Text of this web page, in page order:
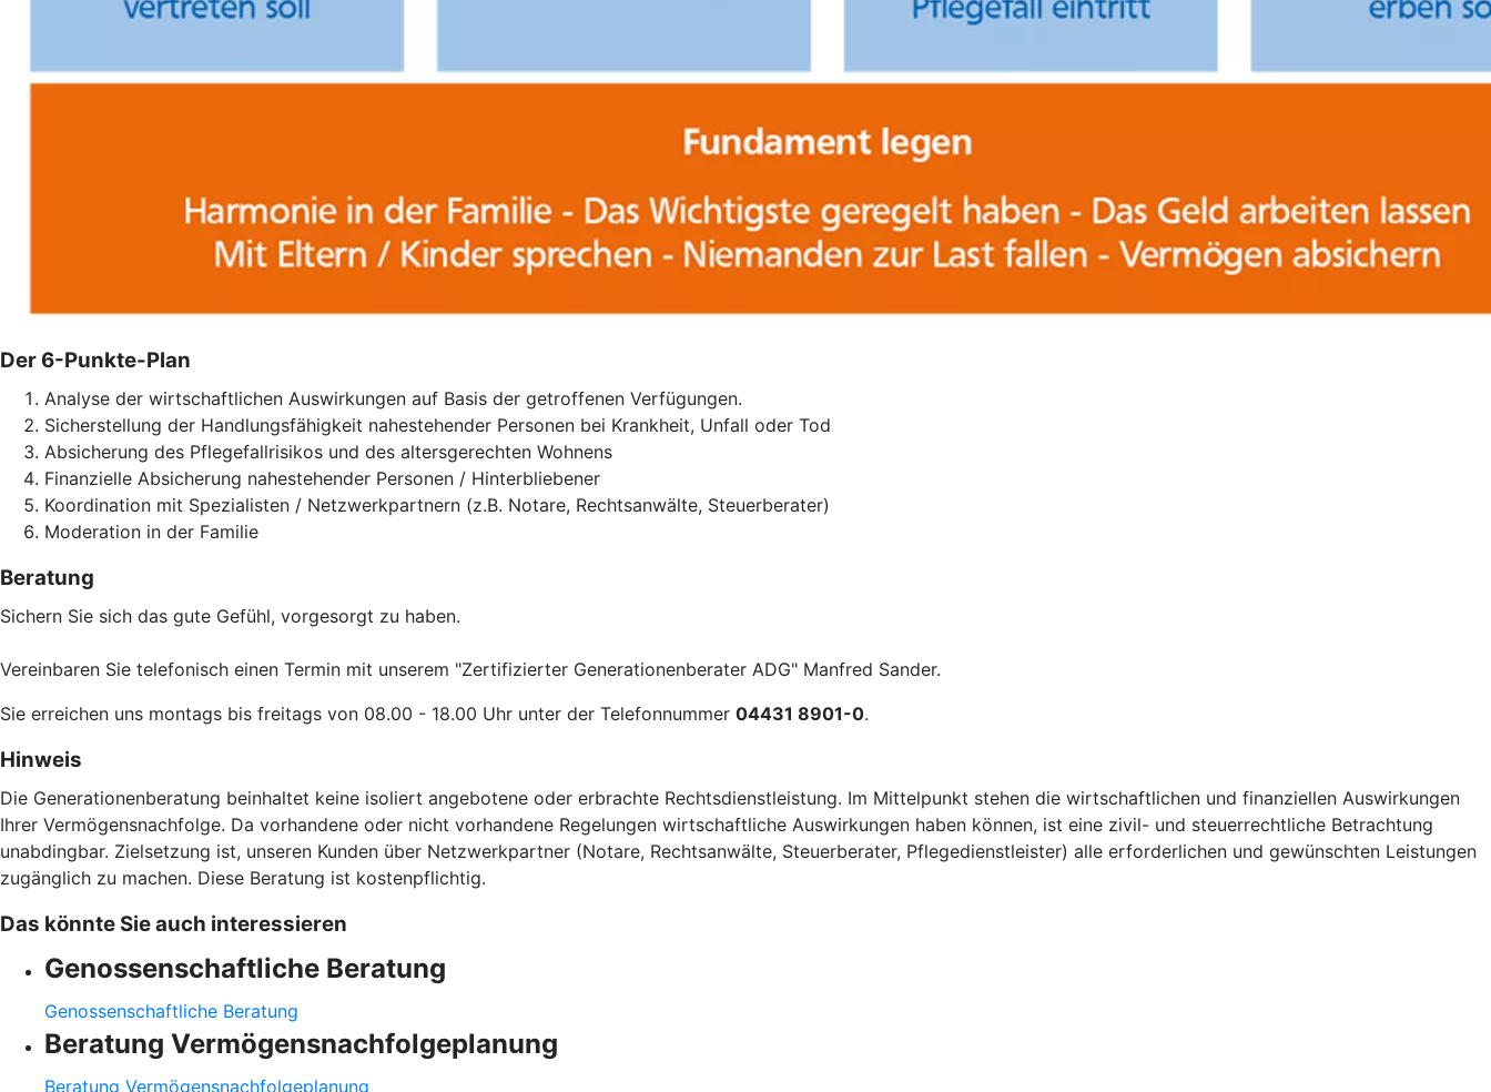
Der 6-Punkte-Plan
Analyse der wirtschaftlichen Auswirkungen auf Basis der getroffenen Verfügungen.
Sicherstellung der Handlungsfähigkeit nahestehender Personen bei Krankheit, Unfall oder Tod
Absicherung des Pflegefallrisikos und des altersgerechten Wohnens
Finanzielle Absicherung nahestehender Personen / Hinterbliebener
Koordination mit Spezialisten / Netzwerkpartnern (z.B. Notare, Rechtsanwälte, Steuerberater)
Moderation in der Familie
Beratung
Sichern Sie sich das gute Gefühl, vorgesorgt zu haben.
Vereinbaren Sie telefonisch einen Termin mit unserem "Zertifizierter Generationenberater ADG" Manfred Sander.
Sie erreichen uns montags bis freitags von 08.00 - 18.00 Uhr unter der Telefonnummer 04431 8901-0.
Hinweis
Die Generationenberatung beinhaltet keine isoliert angebotene oder erbrachte Rechtsdienstleistung. Im Mittelpunkt stehen die wirtschaftlichen und finanziellen Auswirkungen
Ihrer Vermögensnachfolge. Da vorhandene oder nicht vorhandene Regelungen wirtschaftliche Auswirkungen haben können, ist eine zivil- und steuerrechtliche Betrachtung
unabdingbar. Zielsetzung ist, unseren Kunden über Netzwerkpartner (Notare, Rechtsanwälte, Steuerberater, Pflegedienstleister) alle erforderlichen und gewünschten Leistungen
zugänglich zu machen. Diese Beratung ist kostenpflichtig.
Das könnte Sie auch interessieren
Genossenschaftliche Beratung
Genossenschaftliche Beratung
Beratung Vermögensnachfolgeplanung
Beratung Vermögensnachfolgeplanung